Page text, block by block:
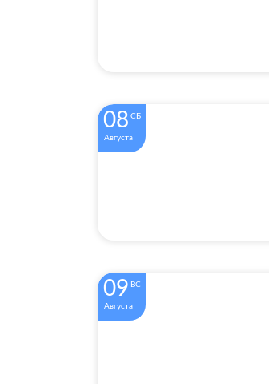
08 СБ
Августа
09 ВС
Августа